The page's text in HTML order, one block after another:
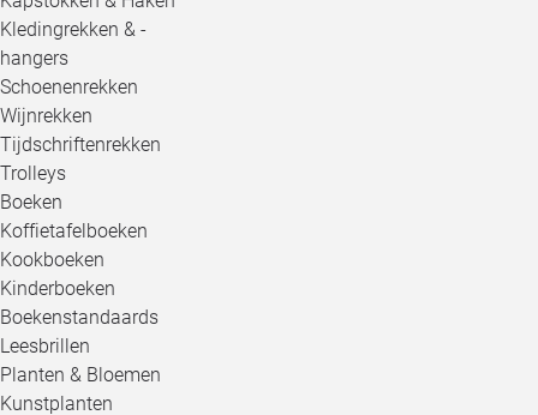
Kledingrekken & -
hangers
Schoenenrekken
Wijnrekken
Tijdschriftenrekken
Trolleys
Boeken
Koffietafelboeken
Kookboeken
Kinderboeken
Boekenstandaards
Leesbrillen
Planten & Bloemen
Kunstplanten